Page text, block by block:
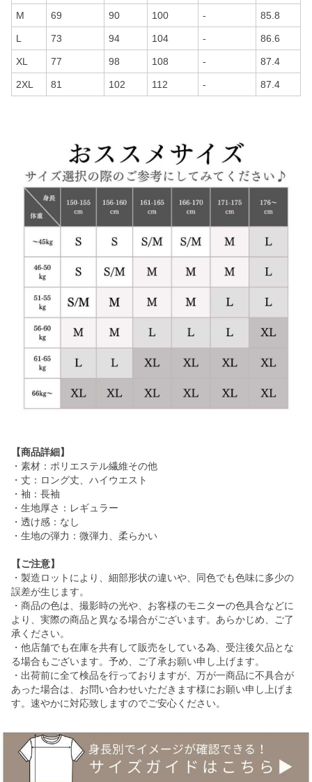
M 69 90 100 - 85.8
L 73 94 104 - 86.6
XL 77 98 108 - 87.4
2XL 81 102 112 - 87.4
【商品詳細】
・素材：ポリエステル繊維その他
・丈：ロング丈、ハイウエスト
・袖：長袖
・生地厚さ：レギュラー
・透け感：なし
・生地の弾力：微弾力、柔らかい
【ご注意】
・製造ロットにより、細部形状の違いや、同色でも色味に多少の
誤差が生じます。
・商品の色は、撮影時の光や、お客様のモニターの色具合などに
より、実際の商品と異なる場合がございます。あらかじめ、ご了
承ください。
・他店舗でも在庫を共有して販売をしている為、受注後欠品とな
る場合もございます。予め、ご了承お願い申し上げます。
・出荷前に全て検品を行っておりますが、万が一商品に不具合が
あった場合は、お問い合わせいただきます様にお願い申し上げま
す。速やかに対応致しますのでご安心ください。